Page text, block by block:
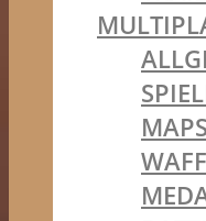
MAPS